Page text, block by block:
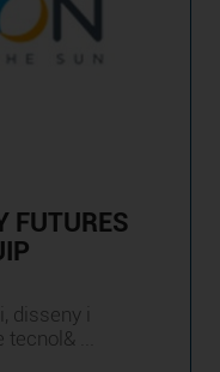
FUTURES
disseny i
...